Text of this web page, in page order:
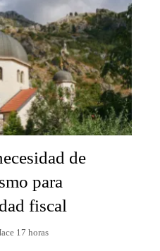
de
para
fiscal
17 horas